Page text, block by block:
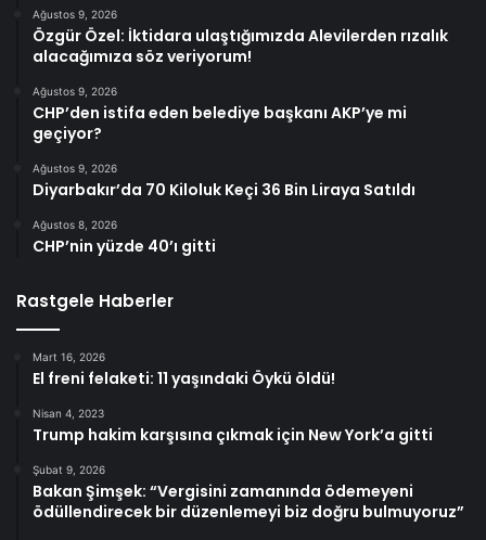
Ağustos 9, 2026
Özgür Özel: İktidara ulaştığımızda Alevilerden rızalık
alacağımıza söz veriyorum!
Ağustos 9, 2026
CHP’den istifa eden belediye başkanı AKP’ye mi
geçiyor?
Ağustos 9, 2026
Diyarbakır’da 70 Kiloluk Keçi 36 Bin Liraya Satıldı
Ağustos 8, 2026
CHP’nin yüzde 40’ı gitti
Rastgele Haberler
Mart 16, 2026
El freni felaketi: 11 yaşındaki Öykü öldü!
Nisan 4, 2023
Trump hakim karşısına çıkmak için New York’a gitti
Şubat 9, 2026
Bakan Şimşek: “Vergisini zamanında ödemeyeni
ödüllendirecek bir düzenlemeyi biz doğru bulmuyoruz”